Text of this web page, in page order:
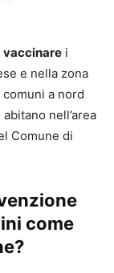
vaccinare i
e nella zona
a nord
nell’area
Comune di
come